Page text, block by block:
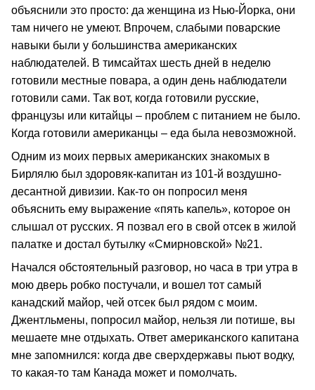
объяснили это просто: да женщина из Нью-Йорка, они
там ничего не умеют. Впрочем, слабыми поварские
навыки были у большинства американских
наблюдателей. В тимсайтах шесть дней в неделю
готовили местные повара, а один день наблюдатели
готовили сами. Так вот, когда готовили русские,
французы или китайцы – проблем с питанием не было.
Когда готовили американцы – еда была невозможной.
Одним из моих первых американских знакомых в
Бирлялю был здоровяк-капитан из 101-й воздушно-
десантной дивизии. Как-то он попросил меня
объяснить ему выражение «пять капель», которое он
слышал от русских. Я позвал его в свой отсек в жилой
палатке и достал бутылку «Смирновской» №21.
Начался обстоятельный разговор, но часа в три утра в
мою дверь робко постучали, и вошел тот самый
канадский майор, чей отсек был рядом с моим.
Джентльмены, попросил майор, нельзя ли потише, вы
мешаете мне отдыхать. Ответ американского капитана
мне запомнился: когда две сверхдержавы пьют водку,
то какая-то там Канада может и помолчать.